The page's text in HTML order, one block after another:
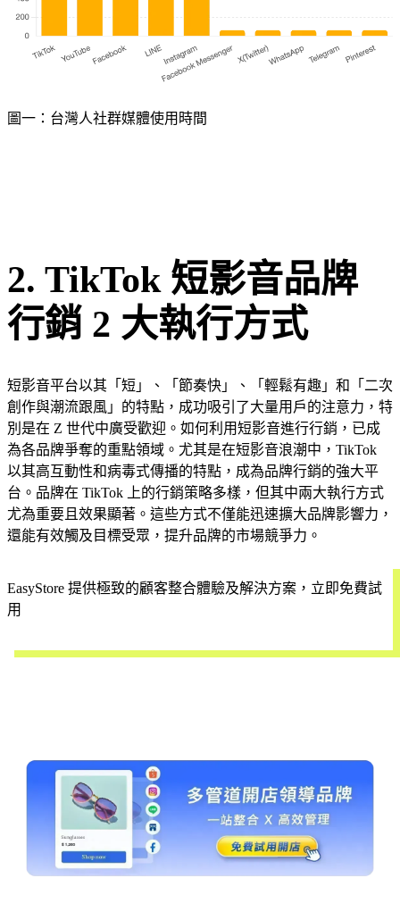
圖一：台灣人社群媒體使用時間
2. TikTok 短影音品牌
行銷 2 大執行方式
短影音平台以其「短」、「節奏快」、「輕鬆有趣」和「二次
創作與潮流跟風」的特點，成功吸引了大量用戶的注意力，特
別是在 Z 世代中廣受歡迎。如何利用短影音進行行銷，已成
為各品牌爭奪的重點領域。尤其是在短影音浪潮中，TikTok
以其高互動性和病毒式傳播的特點，成為品牌行銷的強大平
台。品牌在 TikTok 上的行銷策略多樣，但其中兩大執行方式
尤為重要且效果顯著。這些方式不僅能迅速擴大品牌影響力，
還能有效觸及目標受眾，提升品牌的市場競爭力。
EasyStore 提供極致的顧客整合體驗及解決方案，立即免費試
用